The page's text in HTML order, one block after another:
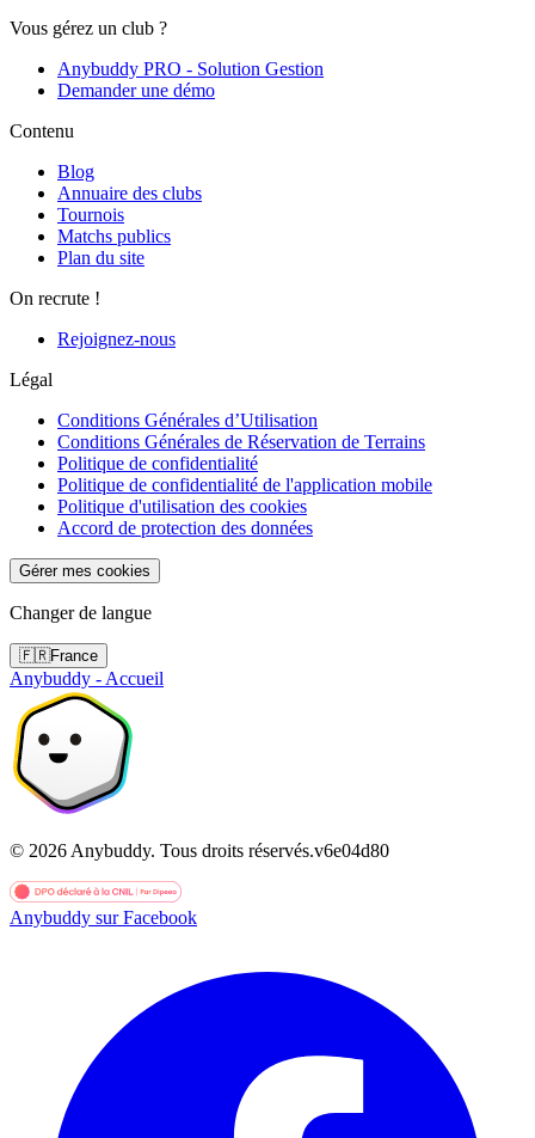
Vous gérez un club ?
Anybuddy PRO - Solution Gestion
Demander une démo
Contenu
Blog
Annuaire des clubs
Tournois
Matchs publics
Plan du site
On recrute !
Rejoignez-nous
Légal
Conditions Générales d’Utilisation
Conditions Générales de Réservation de Terrains
Politique de confidentialité
Politique de confidentialité de l'application mobile
Politique d'utilisation des cookies
Accord de protection des données
Gérer mes cookies
Changer de langue
🇫🇷France
Anybuddy - Accueil
© 2026Anybuddy. Tous droits réservés.v6e04d80
Anybuddy sur Facebook